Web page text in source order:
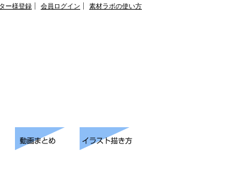
ー様登録 会員ログイン 素材ラボの使い方